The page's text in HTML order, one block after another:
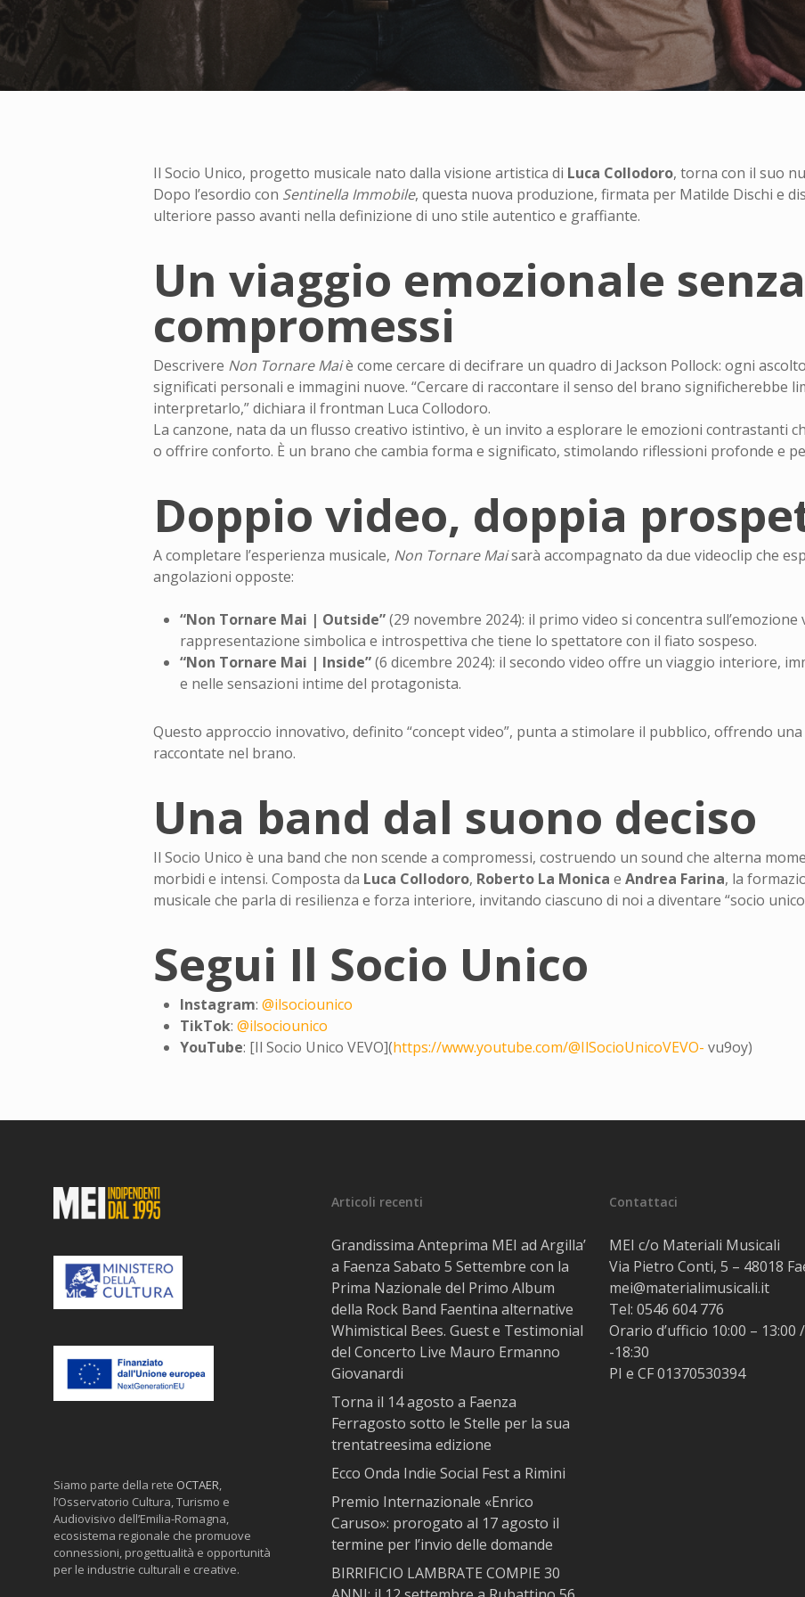
Il Socio Unico, progetto musicale nato dalla visione artistica di Luca Collodoro, torna con il suo
Dopo l’esordio con Sentinella Immobile, questa nuova produzione, firmata per Matilde Dischi e
ulteriore passo avanti nella definizione di uno stile autentico e graffiante.
Un viaggio emozionale senza
compromessi
Descrivere Non Tornare Maiè come cercare di decifrare un quadro di Jackson Pollock: ogni
significati personali e immagini nuove. “Cercare di raccontare il senso del brano significherebbe
interpretarlo,” dichiara il frontman Luca Collodoro.
La canzone, nata da un flusso creativo istintivo, è un invito a esplorare le emozioni contrastanti
o offrire conforto. È un brano che cambia forma e significato, stimolando riflessioni profonde e
Doppio video, doppia
A completare l’esperienza musicale, Non Tornare Maisarà accompagnato da due videoclip che
angolazioni opposte:
“Non Tornare Mai | Outside”(29 novembre 2024): il primo video si concentra sull’emozione
rappresentazione simbolica e introspettiva che tiene lo spettatore con il fiato sospeso.
“Non Tornare Mai | Inside”(6 dicembre 2024): il secondo video offre un viaggio interiore,
e nelle sensazioni intime del protagonista.
Questo approccio innovativo, definito “concept video”, punta a stimolare il pubblico, offrendo
raccontate nel brano.
Una band dal suono deciso
Il Socio Unico è una band che non scende a compromessi, costruendo un sound che alterna
morbidi e intensi. Composta da Luca Collodoro, Roberto La Monica e Andrea Farina, la
musicale che parla di resilienza e forza interiore, invitando ciascuno di noi a diventare “socio
Segui Il Socio Unico
Instagram: @ilsociounico
TikTok: @ilsociounico
YouTube: [Il Socio Unico VEVO](https://www.youtube.com/@IlSocioUnicoVEVO- vu9oy)
Siamo parte della rete OCTAER,
l’Osservatorio Cultura, Turismo e
Audiovisivo dell’Emilia-Romagna,
ecosistema regionale che promuove
connessioni, progettualità e opportunità
per le industrie culturali e creative.
Articoli recenti
Grandissima Anteprima MEI ad Argilla’
a Faenza Sabato 5 Settembre con la
Prima Nazionale del Primo Album
della Rock Band Faentina alternative
Whimistical Bees. Guest e Testimonial
del Concerto Live Mauro Ermanno
Giovanardi
Torna il 14 agosto a Faenza
Ferragosto sotto le Stelle per la sua
trentatreesima edizione
Ecco Onda Indie Social Fest a Rimini
Premio Internazionale «Enrico
Caruso»: prorogato al 17 agosto il
termine per l’invio delle domande
BIRRIFICIO LAMBRATE COMPIE 30
Contattaci
MEI c/o Materiali Musicali
Via Pietro Conti, 5 – 48018
mei@materialimusicali.it
Tel:0546 604 776
Orario d’ufficio 10:00 – 13:00
-18:30
PI e CF 01370530394